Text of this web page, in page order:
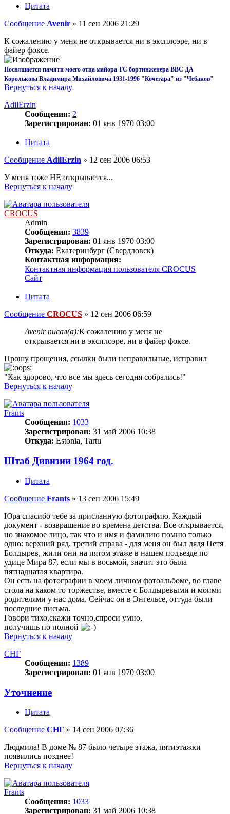
Цитата
Сообщение Avenir » 11 сен 2006 21:29
К сожалению у меня не открывается ни в эксплоэре, ни в
файер фоксе.
Посвящается памяти моего отца майора ТС бортинженера ВВС ДА
Королькова Владимира Михайловича 1931-1996 "Кочегара" из "Чебаков"
Вернуться к началу
AdilErzin
Сообщения: 2
Зарегистрирован: 01 янв 1970 03:00
Цитата
Сообщение AdilErzin » 12 сен 2006 06:53
У меня тоже НЕ открывается...
Вернуться к началу
CROCUS
Admin
Сообщения: 3839
Зарегистрирован: 01 янв 1970 03:00
Откуда: Екатеринбург (Свердловск)
Контактная информация:
Контактная информация пользователя CROCUS
Сайт
Цитата
Сообщение CROCUS » 12 сен 2006 06:59
Avenir писал(а):К сожалению у меня не
открывается ни в эксплоэре, ни в файер фоксе.
Прошу прощения, ссылки были неправильные, исправил
"Как здорово, что все мы здесь сегодня собрались!"
Вернуться к началу
Frants
Сообщения: 1033
Зарегистрирован: 31 май 2006 10:38
Откуда: Estonia, Tartu
Штаб Дивизии 1964 год.
Цитата
Сообщение Frants » 13 сен 2006 15:49
Юра спасибо тебе за присланную фотографию. Каждый
документ - возврашение во времена детства. Все открывается,
но знакомое лицо, так что и имя и фамилию помню только
одно: верхний ряд, третий справа - для меня он был дядя Петя
Болдырев, жили они на пятом этаже в нашем подъезде по
удице Мира 87, если мы в восьмой, значит это была
пятнадцатая квартира.
Он есть на фотографии в моем личном фотоальбоме, во главе
стола на каком то торжестве, вместе с Болдыревыми и моими
родителями у нас дома. Сейчас он в Энгельсе, оттуда были
последние письма.
Говори тихо,скажи точно,спроси умно,
получишь по полной
Вернуться к началу
СНГ
Сообщения: 1389
Зарегистрирован: 01 янв 1970 03:00
Уточнение
Цитата
Сообщение СНГ » 14 сен 2006 07:36
Людмила! В доме № 87 было четыре этажа, пятиэтажки
появились позднее!
Вернуться к началу
Frants
Сообщения: 1033
Зарегистрирован: 31 май 2006 10:38